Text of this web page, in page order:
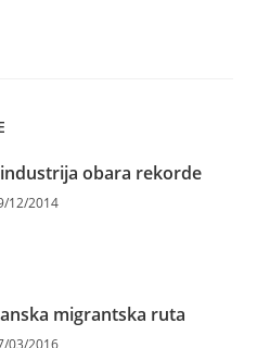
obara rekorde
12/2014
migrantska ruta
03/2016